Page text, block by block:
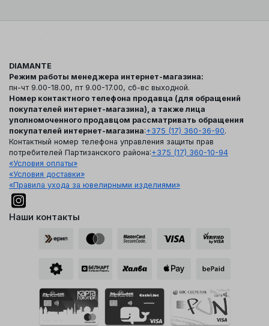
DIAMANTE
Режим работы менеджера интернет-магазина:
пн-чт 9.00-18.00, пт 9.00-17.00, сб-вс выходной.
Номер контактного телефона продавца (для обращений
покупателей интернет-магазина), а также лица
уполномоченного продавцом рассматривать обращения
покупателей интернет-магазина:+375 (17) 360-36-90.
Контактный номер телефона управления защиты прав
потребителей Партизанского района:+375 (17) 360-10-94
«Условия оплаты»
«Условия доставки»
«Правила ухода за ювелирными изделиями»
Наши контакты